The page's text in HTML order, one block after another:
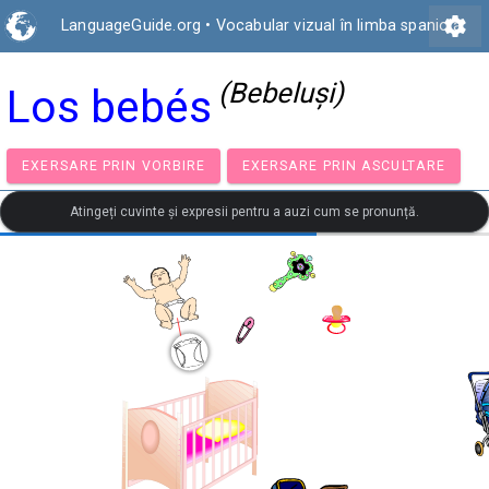
LanguageGuide.org • Vocabular vizual în limba spaniolă
settings
Los bebés (Bebeluşi)
EXERSARE PRIN VORBIRE EXERSARE PRIN
Atingeți cuvinte și expresii pentru a auzi cum se pronunță.